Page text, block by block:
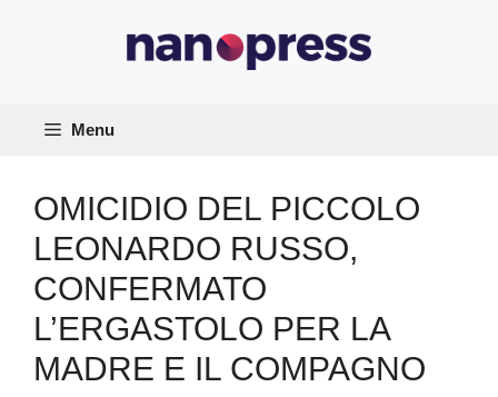
Menu
OMICIDIO DEL PICCOLO
LEONARDO RUSSO,
CONFERMATO
L’ERGASTOLO PER LA
MADRE E IL COMPAGNO